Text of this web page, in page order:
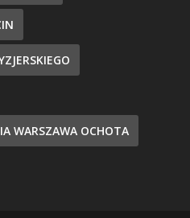
WARSZAWA OCHOTA